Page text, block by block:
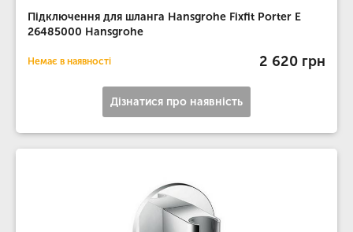
Підключення для шланга Hansgrohe Fixfit Porter E
26485000 Hansgrohe
Немає в наявності 2 620 грн
Дізнатися про наявність